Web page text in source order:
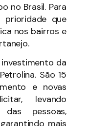
no Brasil. Para
que
nos bairros e
da
São 15
e novas
levando
pessoas,